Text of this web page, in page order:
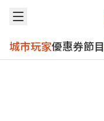
城市玩家優惠券節目